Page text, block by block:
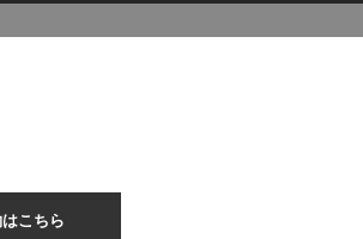
こちら